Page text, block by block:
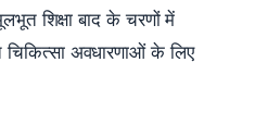
शिक्षा बाद के चरणों में
अवधारणाओं के लिए